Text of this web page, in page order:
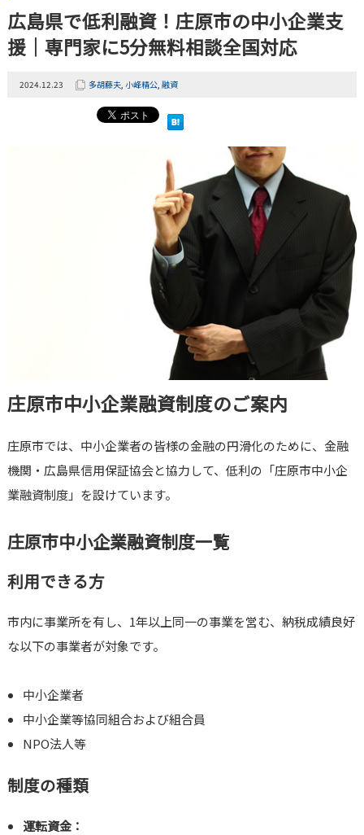
広島県で低利融資！庄原市の中小企業支
援｜専門家に5分無料相談全国対応
2024.12.23 多胡藤夫, 小峰精公, 融資
庄原市中小企業融資制度のご案内
庄原市では、中小企業者の皆様の金融の円滑化のために、金融
機関・広島県信用保証協会と協力して、低利の「庄原市中小企
業融資制度」を設けています。
庄原市中小企業融資制度一覧
利用できる方
市内に事業所を有し、1年以上同一の事業を営む、納税成績良好
な以下の事業者が対象です。
中小企業者
中小企業等協同組合および組合員
NPO法人等
制度の種類
運転資金：